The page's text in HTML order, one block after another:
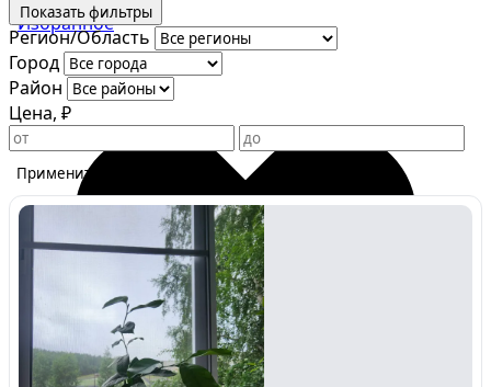
Избранное
Регион/Область
Город
Район
Цена, ₽
Применить фильтры
Показать фильтры